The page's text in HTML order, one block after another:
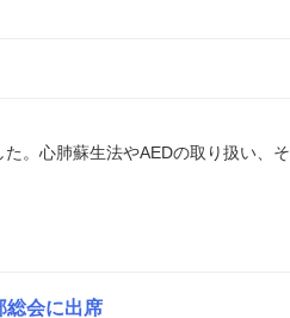
。心肺蘇生法やAEDの取り扱い、そ
総会に出席